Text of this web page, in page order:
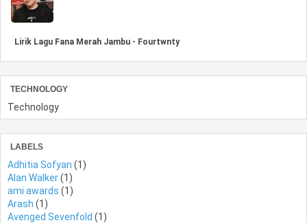
Lirik Lagu Fana Merah Jambu - Fourtwnty
TECHNOLOGY
Technology
LABELS
Adhitia Sofyan (1)
Alan Walker(1)
ami awards (1)
Arash (1)
Avenged Sevenfold (1)